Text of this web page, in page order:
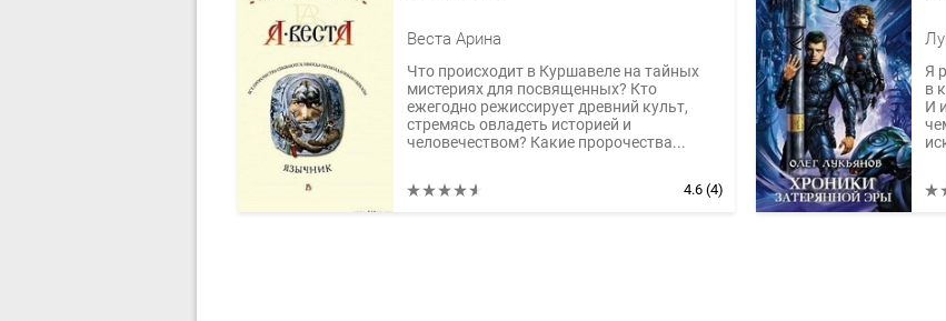
Веста Арина
Что происходит в Куршавеле на тайных
мистериях для посвященных? Кто
ежегодно режиссирует древний культ,
стремясь овладеть историей и
человечеством? Какие пророчества...
4.6 (4)
Я
в
И